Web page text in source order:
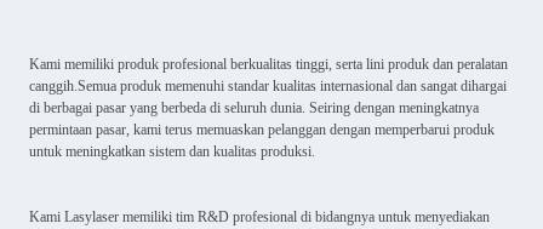
Kami memiliki produk profesional berkualitas tinggi, serta lini produk dan peralatan
canggih.Semua produk memenuhi standar kualitas internasional dan sangat dihargai
di berbagai pasar yang berbeda di seluruh dunia. Seiring dengan meningkatnya
permintaan pasar, kami terus memuaskan pelanggan dengan memperbarui produk
untuk meningkatkan sistem dan kualitas produksi.
Kami Lasylaser memiliki tim R&D profesional di bidangnya untuk menyediakan